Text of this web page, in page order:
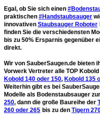
Egal, ob Sie sich einen
praktischen #Handstaubsauger
innovativen Staubsauger Roboter
finden Sie die verschiedensten
bis zu 50% Ersparnis gegenüber
direkt.
Wir von SauberSaugen.de bieten
Vorwerk Vertreter alle TOP
Kobold 140 oder 150, Kobold 135
Weiterhin gibt es bei
Modelle als Bodenstaubsauger
250, dann die große Baureihe der
260 oder 265 bis zu den Tigern